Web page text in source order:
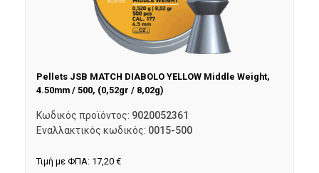
Pellets JSB MATCH DIABOLO YELLOW Middle Weight,
4.50mm / 500, (0,52gr / 8,02g)
Κωδικός προϊόντος: 9020052361
Εναλλακτικός κωδικός: 0015-500
Τιμή με ΦΠΑ: 17,20 €